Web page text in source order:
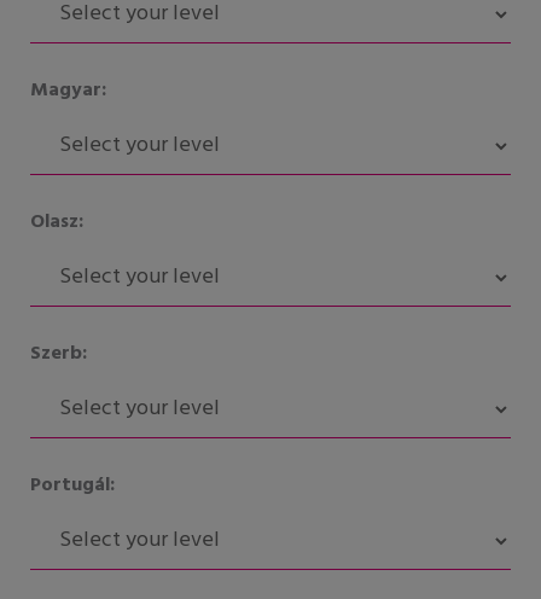
Magyar:
Olasz:
Szerb:
Portugál: